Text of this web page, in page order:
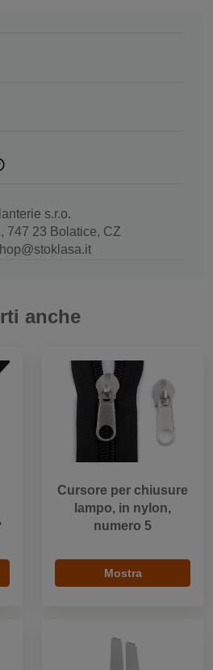
s.r.o.
747 23 Bolatice, CZ
anche
Cursore per chiusure
lampo, in nylon,
numero 5
Mostra